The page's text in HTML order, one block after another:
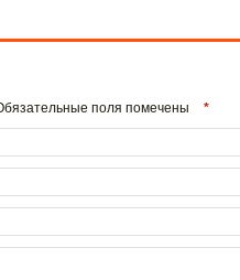
поля помечены
*